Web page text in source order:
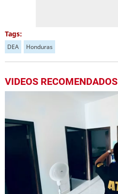
Tags:
DEA Honduras
VIDEOS RECOMENDADOS